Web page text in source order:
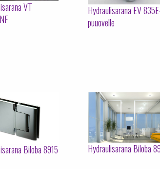
VT
Hydraulisarana EV
puuovelle
Biloba 8915 Hydraulisarana Biloba